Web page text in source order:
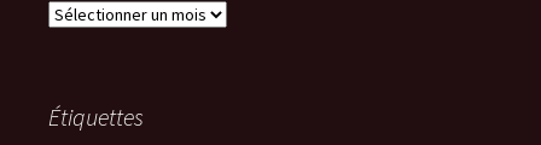
Archives
Étiquettes